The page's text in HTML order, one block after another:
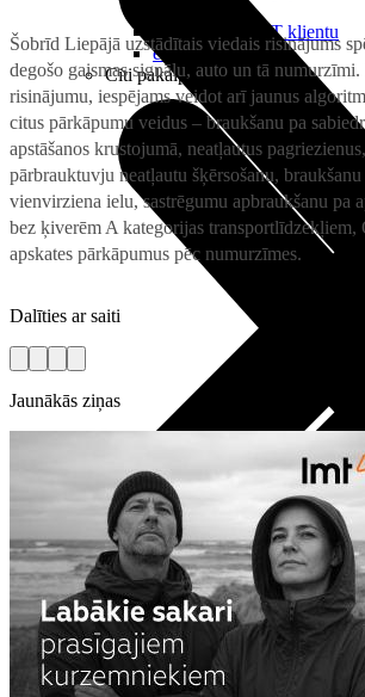
Kā kļūt par LMT klientu
eSIM tehnoloģija
Citi pakalpojumi
Visas planšetes
Samsung
Apple
Lenovo
Xiaomi
ONYX
Šobrīd Liepājā uzstādītais viedais risinājums
degošo gaismas signālu, auto un tā numurzīmi.
risinājumu, iespējams veidot arī jaunus
citus pārkāpumu veidus – braukšanu pa
apstāšanos krustojumā, neatļautus
pārbrauktuvju neatļautu šķērsošanu,
vienvirziena ielu, sastrēgumu apbraukšanu pa
bez ķiverēm A kategorijas transportlīdzekļiem,
apskates pārkāpumus pēc numurzīmes.
Dalīties ar saiti
Jaunākās ziņas